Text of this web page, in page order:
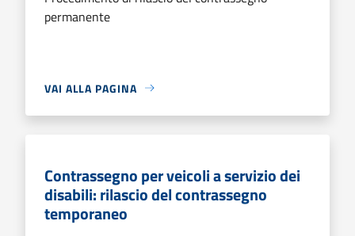
permanente
VAI ALLA PAGINA
Contrassegno per veicoli a servizio dei
disabili: rilascio del contrassegno
temporaneo